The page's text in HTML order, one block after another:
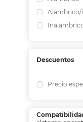
Alámbrico/
Descuentos
Precio